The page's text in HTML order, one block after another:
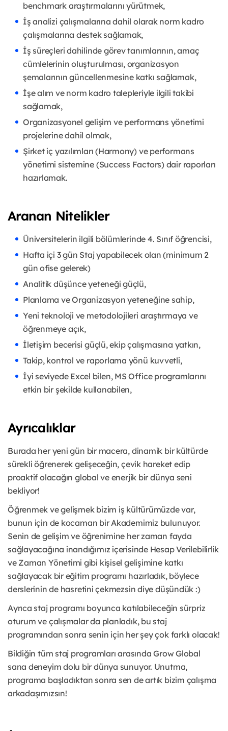
benchmark araştırmalarını yürütmek,
İş analizi çalışmalarına dahil olarak norm kadro
çalışmalarına destek sağlamak,
İş süreçleri dahilinde görev tanımlarının, amaç
cümlelerinin oluşturulması, organizasyon
şemalarının güncellenmesine katkı sağlamak,
İşe alım ve norm kadro talepleriyle ilgili takibi
sağlamak,
Organizasyonel gelişim ve performans yönetimi
projelerine dahil olmak,
Şirket iç yazılımları (Harmony) ve performans
yönetimi sistemine (Success Factors) dair raporları
hazırlamak.
Aranan Nitelikler
Üniversitelerin ilgili bölümlerinde 4. Sınıf öğrencisi,
Hafta içi 3 gün Staj yapabilecek olan (minimum 2
gün ofise gelerek)
Analitik düşünce yeteneği güçlü,
Planlama ve Organizasyon yeteneğine sahip,
Yeni teknoloji ve metodolojileri araştırmaya ve
öğrenmeye açık,
İletişim becerisi güçlü, ekip çalışmasına yatkın,
Takip, kontrol ve raporlama yönü kuvvetli,
İyi seviyede Excel bilen, MS Office programlarını
etkin bir şekilde kullanabilen,
Ayrıcalıklar
Burada her yeni gün bir macera, dinamik bir kültürde
sürekli öğrenerek gelişeceğin, çevik hareket edip
proaktif olacağın global ve enerjik bir dünya seni
bekliyor!
Öğrenmek ve gelişmek bizim iş kültürümüzde var,
bunun için de kocaman bir Akademimiz bulunuyor.
Senin de gelişim ve öğrenimine her zaman fayda
sağlayacağına inandığımız içerisinde Hesap Verilebilirlik
ve Zaman Yönetimi gibi kişisel gelişimine katkı
sağlayacak bir eğitim programı hazırladık, böylece
derslerinin de hasretini çekmezsin diye düşündük :)
Ayrıca staj programı boyunca katılabileceğin sürpriz
oturum ve çalışmalar da planladık, bu staj
programından sonra senin için her şey çok farklı olacak!
Bildiğin tüm staj programları arasında Grow Global
sana deneyim dolu bir dünya sunuyor. Unutma,
programa başladıktan sonra sen de artık bizim çalışma
arkadaşımızsın!